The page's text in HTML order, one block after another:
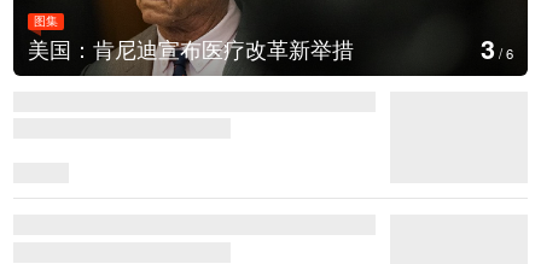
图集
美国：肯尼迪宣布医疗改革新举措 3 /6